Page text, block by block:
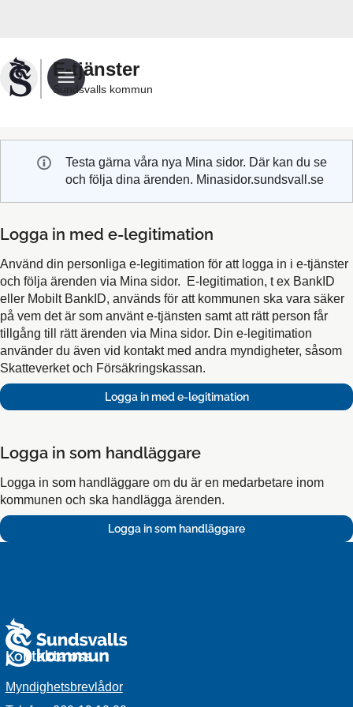
Sundsvalls
kommuns
e-
E-tjänster
Sundsvalls kommun
Testa gärna våra nya Mina sidor. Där kan du se
och följa dina ärenden. Minasidor.sundsvall.se
Logga in med e-legitimation
Använd din personliga e-legitimation för att logga in i e-tjänster
och följa ärenden via Mina sidor. E-legitimation, t ex BankID
eller Mobilt BankID, används för att kommunen ska vara säker
på vem det är som använt e-tjänsten samt att rätt person får
tillgång till rätt ärenden via Mina sidor. Din e-legitimation
använder du även vid kontakt med andra myndigheter, såsom
Skatteverket och Försäkringskassan.
Logga in som handläggare
Logga in som handläggare om du är en medarbetare inom
kommunen och ska handlägga ärenden.
Kontakta oss
Myndighetsbrevlådor